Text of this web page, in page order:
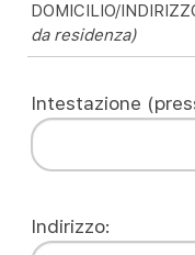
DOMICILIO/
da residenza)
Intestazione
Indirizzo: